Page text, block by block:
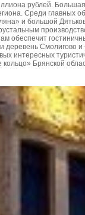
рублей.
Среди главных
и большой
обеспечит
Смолигово и
интересных
Брянской